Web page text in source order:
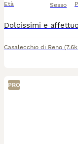
Età Sesso
Casalecchio di Reno
PRO